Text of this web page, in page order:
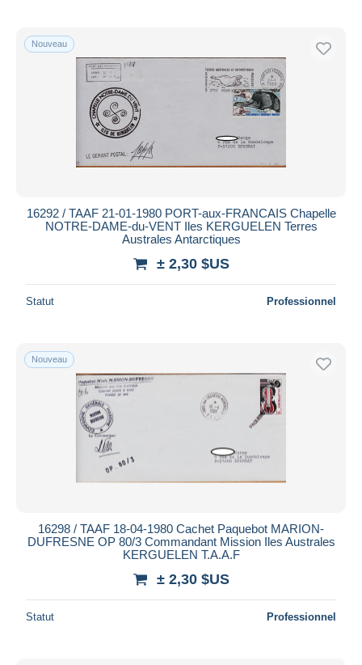
Nouveau
16292 / TAAF 21-01-1980 PORT-aux-FRANCAIS Chapelle
NOTRE-DAME-du-VENT Iles KERGUELEN Terres
Australes Antarctiques
± 2,30 $US
Statut Professionnel
Nouveau
16298 / TAAF 18-04-1980 Cachet Paquebot MARION-
DUFRESNE OP 80/3 Commandant Mission Iles Australes
KERGUELEN T.A.A.F
± 2,30 $US
Statut Professionnel